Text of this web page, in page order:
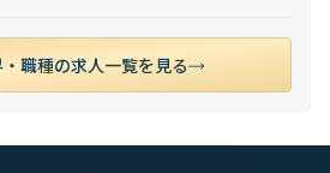
職種の求人一覧を見る